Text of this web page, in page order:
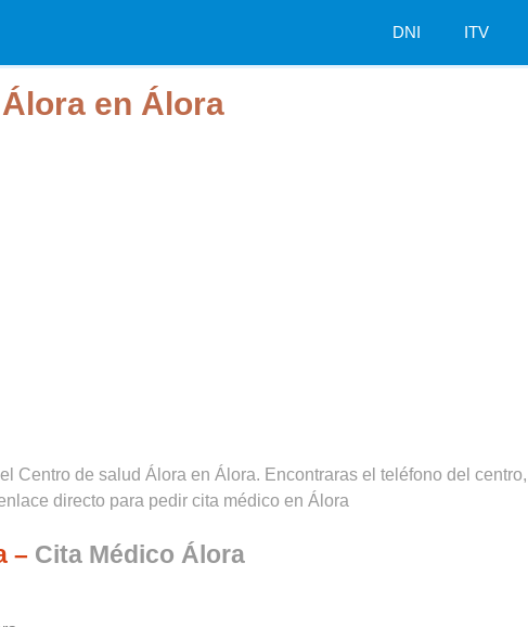
DNI ITV
en Álora
Centro de salud Álora en Álora. Encontraras el teléfono del
directo para pedir cita médico en Álora
– Cita Médico Álora